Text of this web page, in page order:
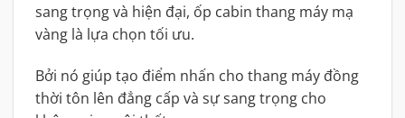
sang trọng và hiện đại, ốp cabin thang máy mạ
vàng là lựa chọn tối ưu.
Bởi nó giúp tạo điểm nhấn cho thang máy đồng
thời tôn lên đẳng cấp và sự sang trọng cho